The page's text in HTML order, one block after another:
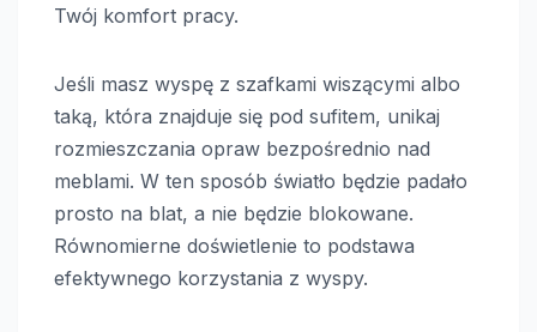
Twój komfort pracy.
Jeśli masz wyspę z szafkami wiszącymi albo
taką, która znajduje się pod sufitem, unikaj
rozmieszczania opraw bezpośrednio nad
meblami. W ten sposób światło będzie padało
prosto na blat, a nie będzie blokowane.
Równomierne doświetlenie to podstawa
efektywnego korzystania z wyspy.